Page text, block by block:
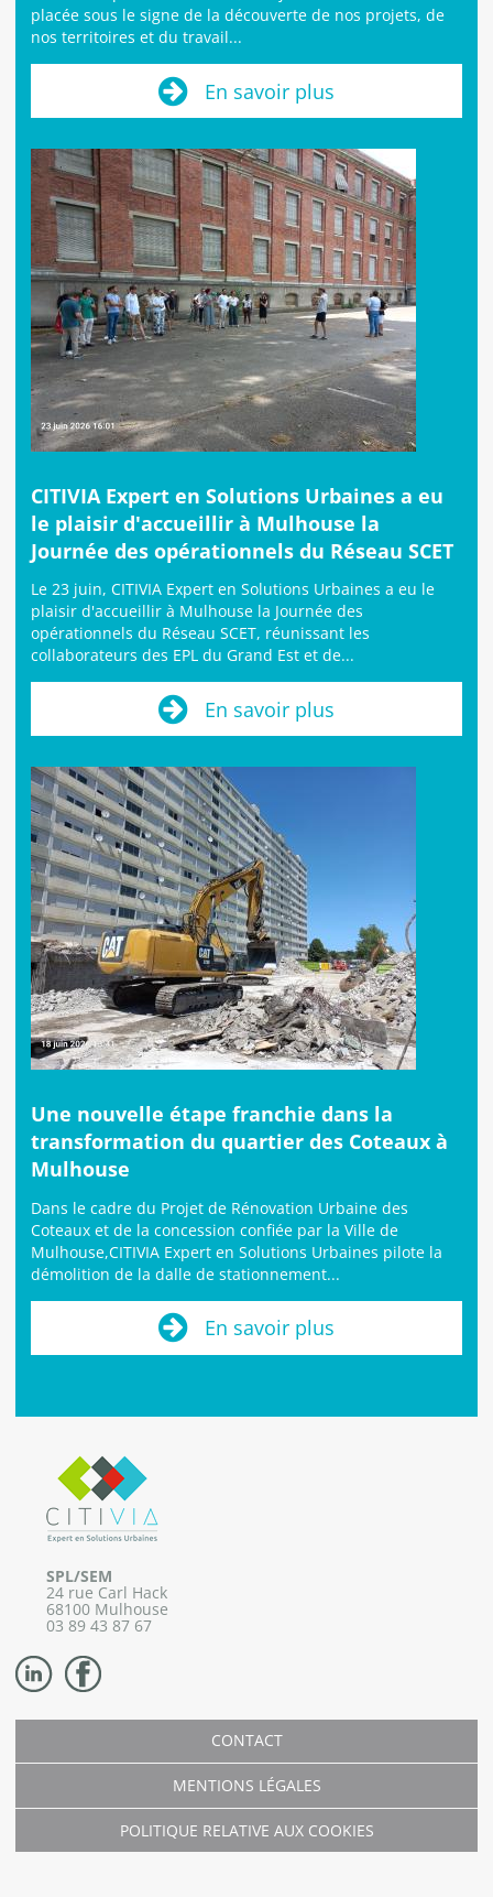
placée sous le signe de la découverte de nos projets, de
nos territoires et du travail...
En savoir plus
CITIVIA Expert en Solutions Urbaines a eu
le plaisir d'accueillir à Mulhouse la
Journée des opérationnels du Réseau SCET
Le 23 juin, CITIVIA Expert en Solutions Urbaines a eu le
plaisir d'accueillir à Mulhouse la Journée des
opérationnels du Réseau SCET, réunissant les
collaborateurs des EPL du Grand Est et de...
En savoir plus
Une nouvelle étape franchie dans la
transformation du quartier des Coteaux à
Mulhouse
Dans le cadre du Projet de Rénovation Urbaine des
Coteaux et de la concession confiée par la Ville de
Mulhouse,CITIVIA Expert en Solutions Urbaines pilote la
démolition de la dalle de stationnement...
En savoir plus
SPL/SEM
24 rue Carl Hack
68100 Mulhouse
03 89 43 87 67
CONTACT
MENTIONS LÉGALES
POLITIQUE RELATIVE AUX COOKIES